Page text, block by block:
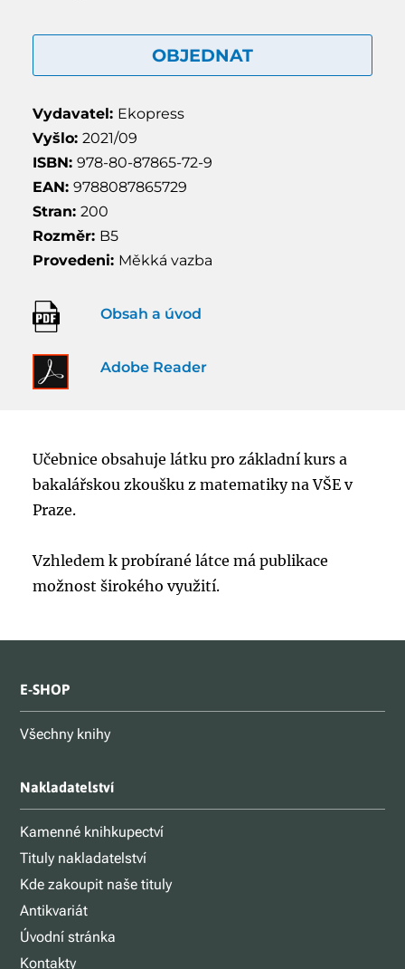
OBJEDNAT
Vydavatel: Ekopress
Vyšlo: 2021/09
ISBN: 978-80-87865-72-9
EAN: 9788087865729
Stran: 200
Rozměr: B5
Provedeni: Měkká vazba
Obsah a úvod
Adobe Reader
Učebnice obsahuje látku pro základní kurs a
bakalářskou zkoušku z matematiky na VŠE v
Praze.
Vzhledem k probírané látce má publikace
možnost širokého využití.
E-SHOP
Všechny knihy
Nakladatelství
Kamenné knihkupectví
Tituly nakladatelství
Kde zakoupit naše tituly
Antikvariát
Úvodní stránka
Kontakty